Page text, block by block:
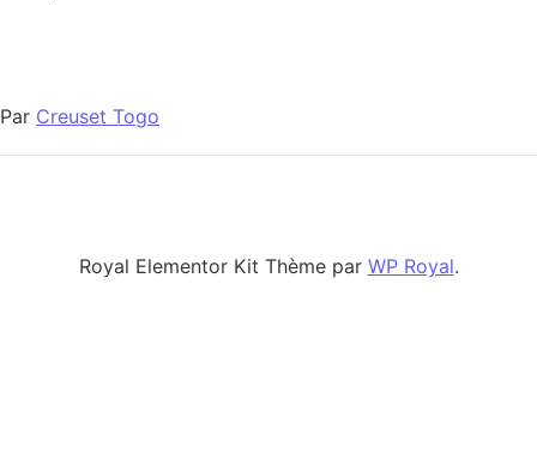
Par Creuset Togo
Royal Elementor Kit Thème par WP Royal.